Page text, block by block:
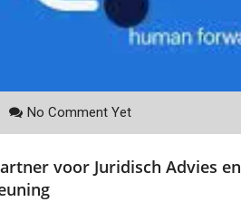
No Comment Yet
voor Juridisch Advies en